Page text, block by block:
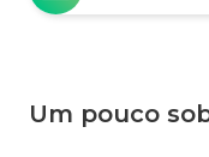
Um pouco